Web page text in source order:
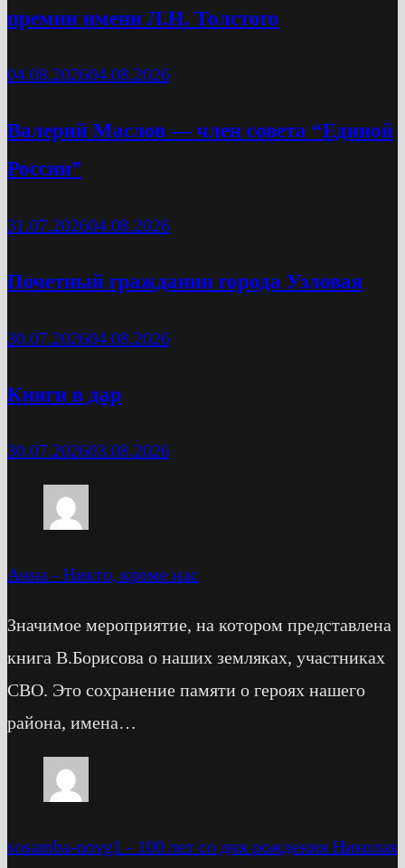
премии имени Л.Н. Толстого
04.08.202604.08.2026
Валерий Маслов — член совета “Единой
России”
31.07.202604.08.2026
Почетный гражданин города Узловая
30.07.202604.08.2026
Книги в дар
30.07.202603.08.2026
Анна - Никто, кроме нас
Значимое мероприятие, на котором представлена
книга В.Борисова о наших земляках, участниках
СВО. Это сохранение памяти о героях нашего
района, имена…
sosamba-novg1 - 100 лет со дня рождения Николая